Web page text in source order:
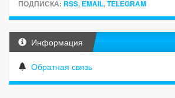
ПОДПИСКА: RSS, EMAIL,TELEGRAM
Информация
Обратная связь